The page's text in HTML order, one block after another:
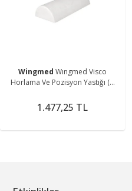
Wingmed Wıngmed Visco
Horlama Ve Pozisyon Yastığı (w
1.477,25 TL